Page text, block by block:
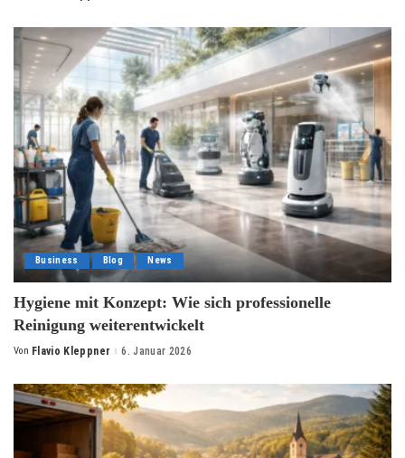
Business Blog News
Hygiene mit Konzept: Wie sich professionelle
Reinigung weiterentwickelt
Posted
Von Flavio Kleppner 6. Januar 2026